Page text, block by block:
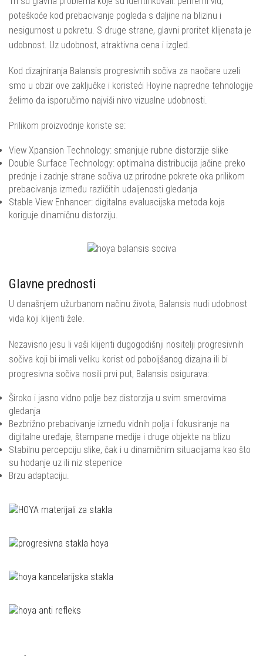
poteškoće kod prebacivanje pogleda s daljine na blizinu i
nesigurnost u pokretu. S druge strane, glavni proritet klijenata je
udobnost. Uz udobnost, atraktivna cena i izgled.
Kod dizajniranja Balansis progresivnih sočiva za naočare uzeli
smo u obzir ove zaključke i koristeći Hoyine napredne tehnologije
želimo da isporučimo najviši nivo vizualne udobnosti.
Prilikom proizvodnje koriste se:
View Xpansion Technology: smanjuje rubne distorzije slike
Double Surface Technology: optimalna distribucija jačine preko
prednje i zadnje strane sočiva uz prirodne pokrete oka prilikom
prebacivanja između različitih udaljenosti gledanja
Stable View Enhancer: digitalna evaluacijska metoda koja
koriguje dinamičnu distorziju.
Glavne prednosti
U današnjem užurbanom načinu života, Balansis nudi udobnost
vida koji klijenti žele.
Nezavisno jesu li vaši klijenti dugogodišnji nositelji progresivnih
sočiva koji bi imali veliku korist od poboljšanog dizajna ili bi
progresivna sočiva nosili prvi put, Balansis osigurava:
Široko i jasno vidno polje bez distorzija u svim smerovima
gledanja
Bezbrižno prebacivanje između vidnih polja i fokusiranje na
digitalne uređaje, štampane medije i druge objekte na blizu
Stabilnu percepciju slike, čak i u dinamičnim situacijama kao što
su hodanje uz ili niz stepenice
Brzu adaptaciju.